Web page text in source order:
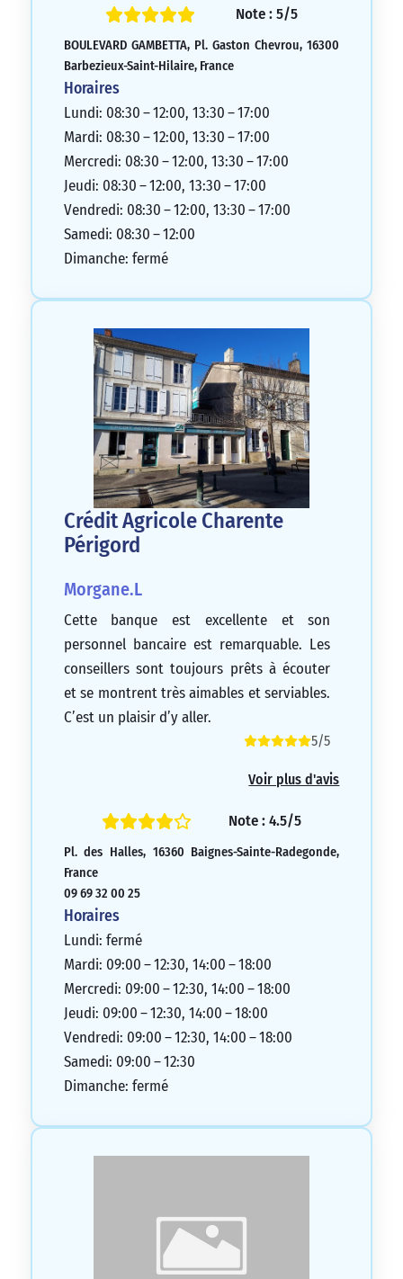
Note : 5/5
BOULEVARD GAMBETTA, Pl. Gaston Chevrou, 16300
Barbezieux-Saint-Hilaire, France
Horaires
Lundi: 08:30 – 12:00, 13:30 – 17:00
Mardi: 08:30 – 12:00, 13:30 – 17:00
Mercredi: 08:30 – 12:00, 13:30 – 17:00
Jeudi: 08:30 – 12:00, 13:30 – 17:00
Vendredi: 08:30 – 12:00, 13:30 – 17:00
Samedi: 08:30 – 12:00
Dimanche: fermé
Crédit Agricole Charente
Périgord
Morgane.L
Cette banque est excellente et son
personnel bancaire est remarquable. Les
conseillers sont toujours prêts à écouter
et se montrent très aimables et serviables.
C’est un plaisir d’y aller.
5/5
Voir plus d'avis
Note : 4.5/5
Pl. des Halles, 16360 Baignes-Sainte-Radegonde,
France
09 69 32 00 25
Horaires
Lundi: fermé
Mardi: 09:00 – 12:30, 14:00 – 18:00
Mercredi: 09:00 – 12:30, 14:00 – 18:00
Jeudi: 09:00 – 12:30, 14:00 – 18:00
Vendredi: 09:00 – 12:30, 14:00 – 18:00
Samedi: 09:00 – 12:30
Dimanche: fermé